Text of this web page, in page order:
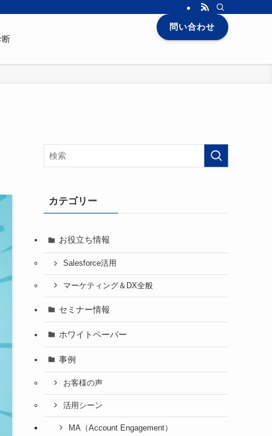
断
問い合わせ
カテゴリー
お役立ち情報
Salesforce活用
マーケティング＆DX全般
セミナー情報
ホワイトペーパー
事例
お客様の声
活用シーン
MA（Account Engagement）